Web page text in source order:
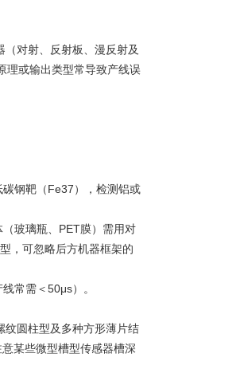
对射、反射板、漫反射及
理或输出类型常导致产线误
钢靶（Fe37），检测铝或
玻璃瓶、PET膜）需用对
，可忽略后方机器框架的
常需＜50μs）。
圆柱型及多种方形薄片结
某些微型槽型传感器槽深